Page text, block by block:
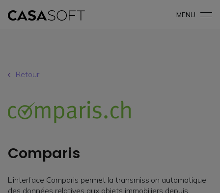
MENU
Retour
Comparis
L’interface Comparis permet la transmission automatique
des données relatives aux objets immobiliers depuis